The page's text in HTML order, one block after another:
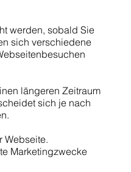
werden, sobald Sie
sich verschiedene
längeren Zeitraum
sich je nach
Webseite.
Marketingzwecke